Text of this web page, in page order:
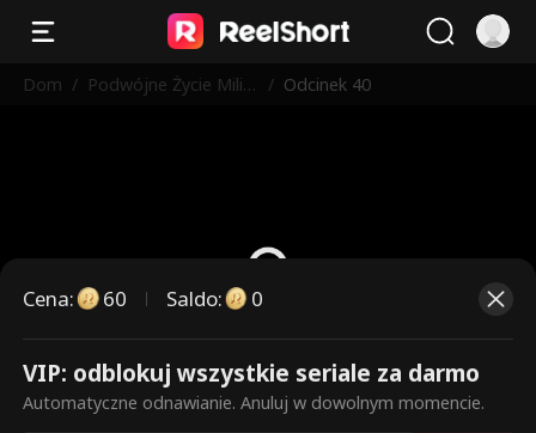
Dom / Podwójne Życie Milia
/ Odcinek 40
To są płatne odcinki. Odblokuj,
aby oglądać.
Cena: 60 Saldo: 0
VIP: odblokuj wszystkie seriale za darmo
Automatyczne odnawianie. Anuluj w dowolnym momencie.